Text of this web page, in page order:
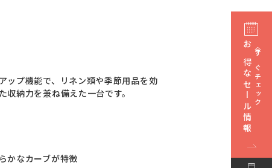
ップ機能で、リネン類や季節用品を効
納力を兼ね備えた一台です。
かなカーブが特徴
今すぐチェック
お得なセール情報